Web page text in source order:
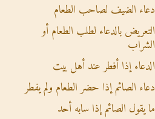
دعاء الضيف لصاحب الطعام
التعريض بالدعاء لطلب الطعام أو
الشراب
الدعاء إذا أفطر عند أهل بيت
دعاء الصائم إذا حضر الطعام ولم يفطر
ما يقول الصائم إذا سابه أحد